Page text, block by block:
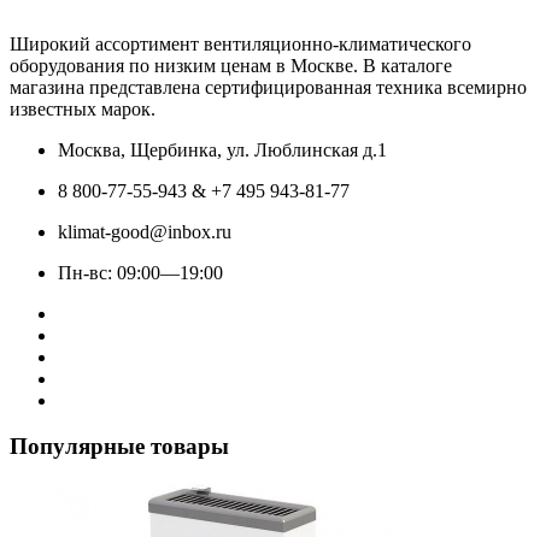
Широкий ассортимент вентиляционно-климатического
оборудования по низким ценам в Москве. В каталоге
магазина представлена сертифицированная техника всемирно
известных марок.
Москва, Щербинка, ул. Люблинская д.1
8 800-77-55-943 & +7 495 943-81-77
klimat-good@inbox.ru
Пн-вс: 09:00—19:00
Популярные товары